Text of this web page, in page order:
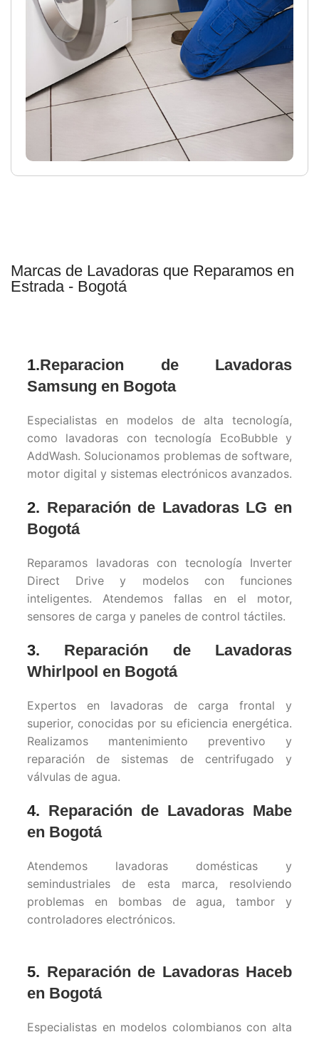
Marcas de Lavadoras que Reparamos en
Estrada - Bogotá
1.Reparacion de Lavadoras
Samsung en Bogota
Especialistas en modelos de alta tecnología,
como lavadoras con tecnología EcoBubble y
AddWash. Solucionamos problemas de software,
motor digital y sistemas electrónicos avanzados.
2. Reparación de Lavadoras LG en
Bogotá
Reparamos lavadoras con tecnología Inverter
Direct Drive y modelos con funciones
inteligentes. Atendemos fallas en el motor,
sensores de carga y paneles de control táctiles.
3. Reparación de Lavadoras
Whirlpool en Bogotá
Expertos en lavadoras de carga frontal y
superior, conocidas por su eficiencia energética.
Realizamos mantenimiento preventivo y
reparación de sistemas de centrifugado y
válvulas de agua.
4. Reparación de Lavadoras Mabe
en Bogotá
Atendemos lavadoras domésticas y
semindustriales de esta marca, resolviendo
problemas en bombas de agua, tambor y
controladores electrónicos.
5. Reparación de Lavadoras Haceb
en Bogotá
Especialistas en modelos colombianos con alta